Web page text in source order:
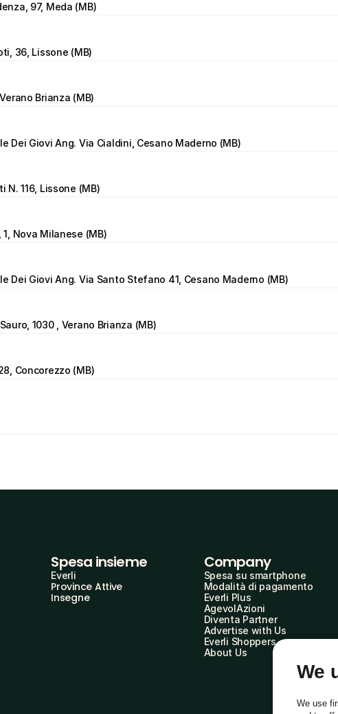
97, Meda (MB)
36, Lissone (MB)
Brianza (MB)
Dei Giovi Ang. Via Cialdini, Cesano Maderno (MB)
116, Lissone (MB)
Nova Milanese (MB)
Dei Giovi Ang. Via Santo Stefano 41, Cesano Maderno (MB)
1030 , Verano Brianza (MB)
Concorezzo (MB)
Spesa insieme
Everli
Province Attive
Insegne
Company
Spesa su smartphone
Modalità di pagamento
Everli Plus
AgevolAzioni
Diventa Partner
Advertise with Us
Everli Shoppers
About Us
We
We use